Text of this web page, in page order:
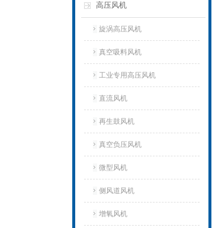
高压风机
旋涡高压风机
真空吸料风机
工业专用高压风机
直流风机
再生鼓风机
真空负压风机
微型风机
侧风道风机
增氧风机